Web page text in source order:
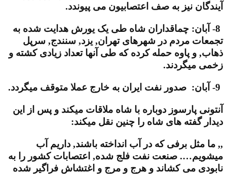
آیندگان نیز به صف اعتصابیون می پیوندد.
8- آبان: چماقداران شاه طی یک یورش هدایت شده به
تجمعات مردم در شهرهای تهران, یزد, سنندج, سرپل
ذهاب, و پاوه حمله کرده که طی آنها تعداد زیادی کشته و
زخمی میگردند.
آنتونی پارسوز دوباره با شاه ملاقات میکند و پس از این
دیدار گفته های شاه را چنین نقل میکند:
,, ما مثل برفی که در آب انداخته باشند, داریم آب
میشویم…. صنعت نفت فلج شده, اعتصابات کشور را به
نابودی می کشاند و هرج و مرج و اغتشاش فراگیر شده